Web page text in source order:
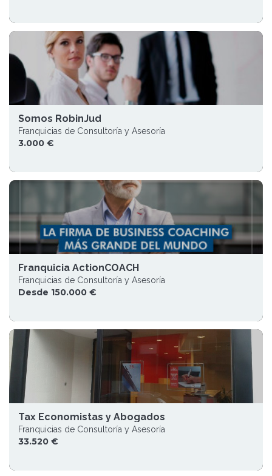
Somos RobinJud
Franquicias de Consultoría y Asesoría
3.000 €
Franquicia ActionCOACH
Franquicias de Consultoría y Asesoría
Desde 150.000 €
Tax Economistas y Abogados
Franquicias de Consultoría y Asesoría
33.520 €